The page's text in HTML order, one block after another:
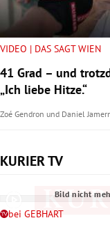
VIDEO | DAS SAGT WIEN
41 Grad – und
„Ich liebe Hitze.“
Zoé Gendron und Daniel
KURIER TV
Slide 1 von 6
Bild nicht
bei GEBHART